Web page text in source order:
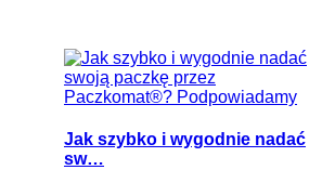
Jak szybko i wygodnie nadać
sw…